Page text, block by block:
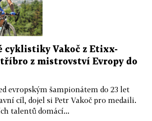
cyklistiky Vakoč z Etixx-
z mistrovství Evropy do
evropským šampionátem do 23 let
cíl, dojel si Petr Vakoč pro medaili.
talentů domácí...